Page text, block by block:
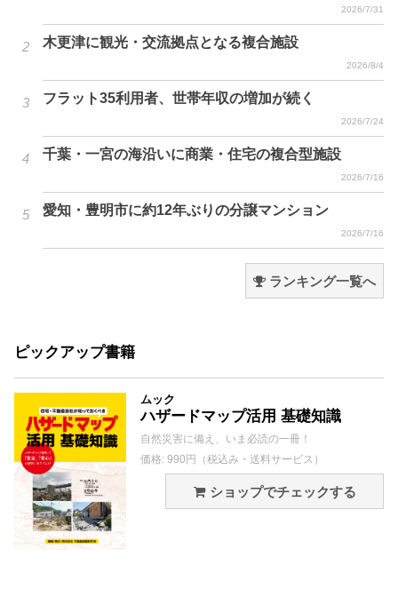
2026/7/31
木更津に観光・交流拠点となる複合施設
2026/8/4
フラット35利用者、世帯年収の増加が続く
2026/7/24
千葉・一宮の海沿いに商業・住宅の複合型施設
2026/7/16
愛知・豊明市に約12年ぶりの分譲マンション
2026/7/16
ランキング一覧へ
ピックアップ書籍
ムック
ハザードマップ活用 基礎知識
自然災害に備え、いま必読の一冊！
価格: 990円（税込み・送料サービス）
ショップでチェックする